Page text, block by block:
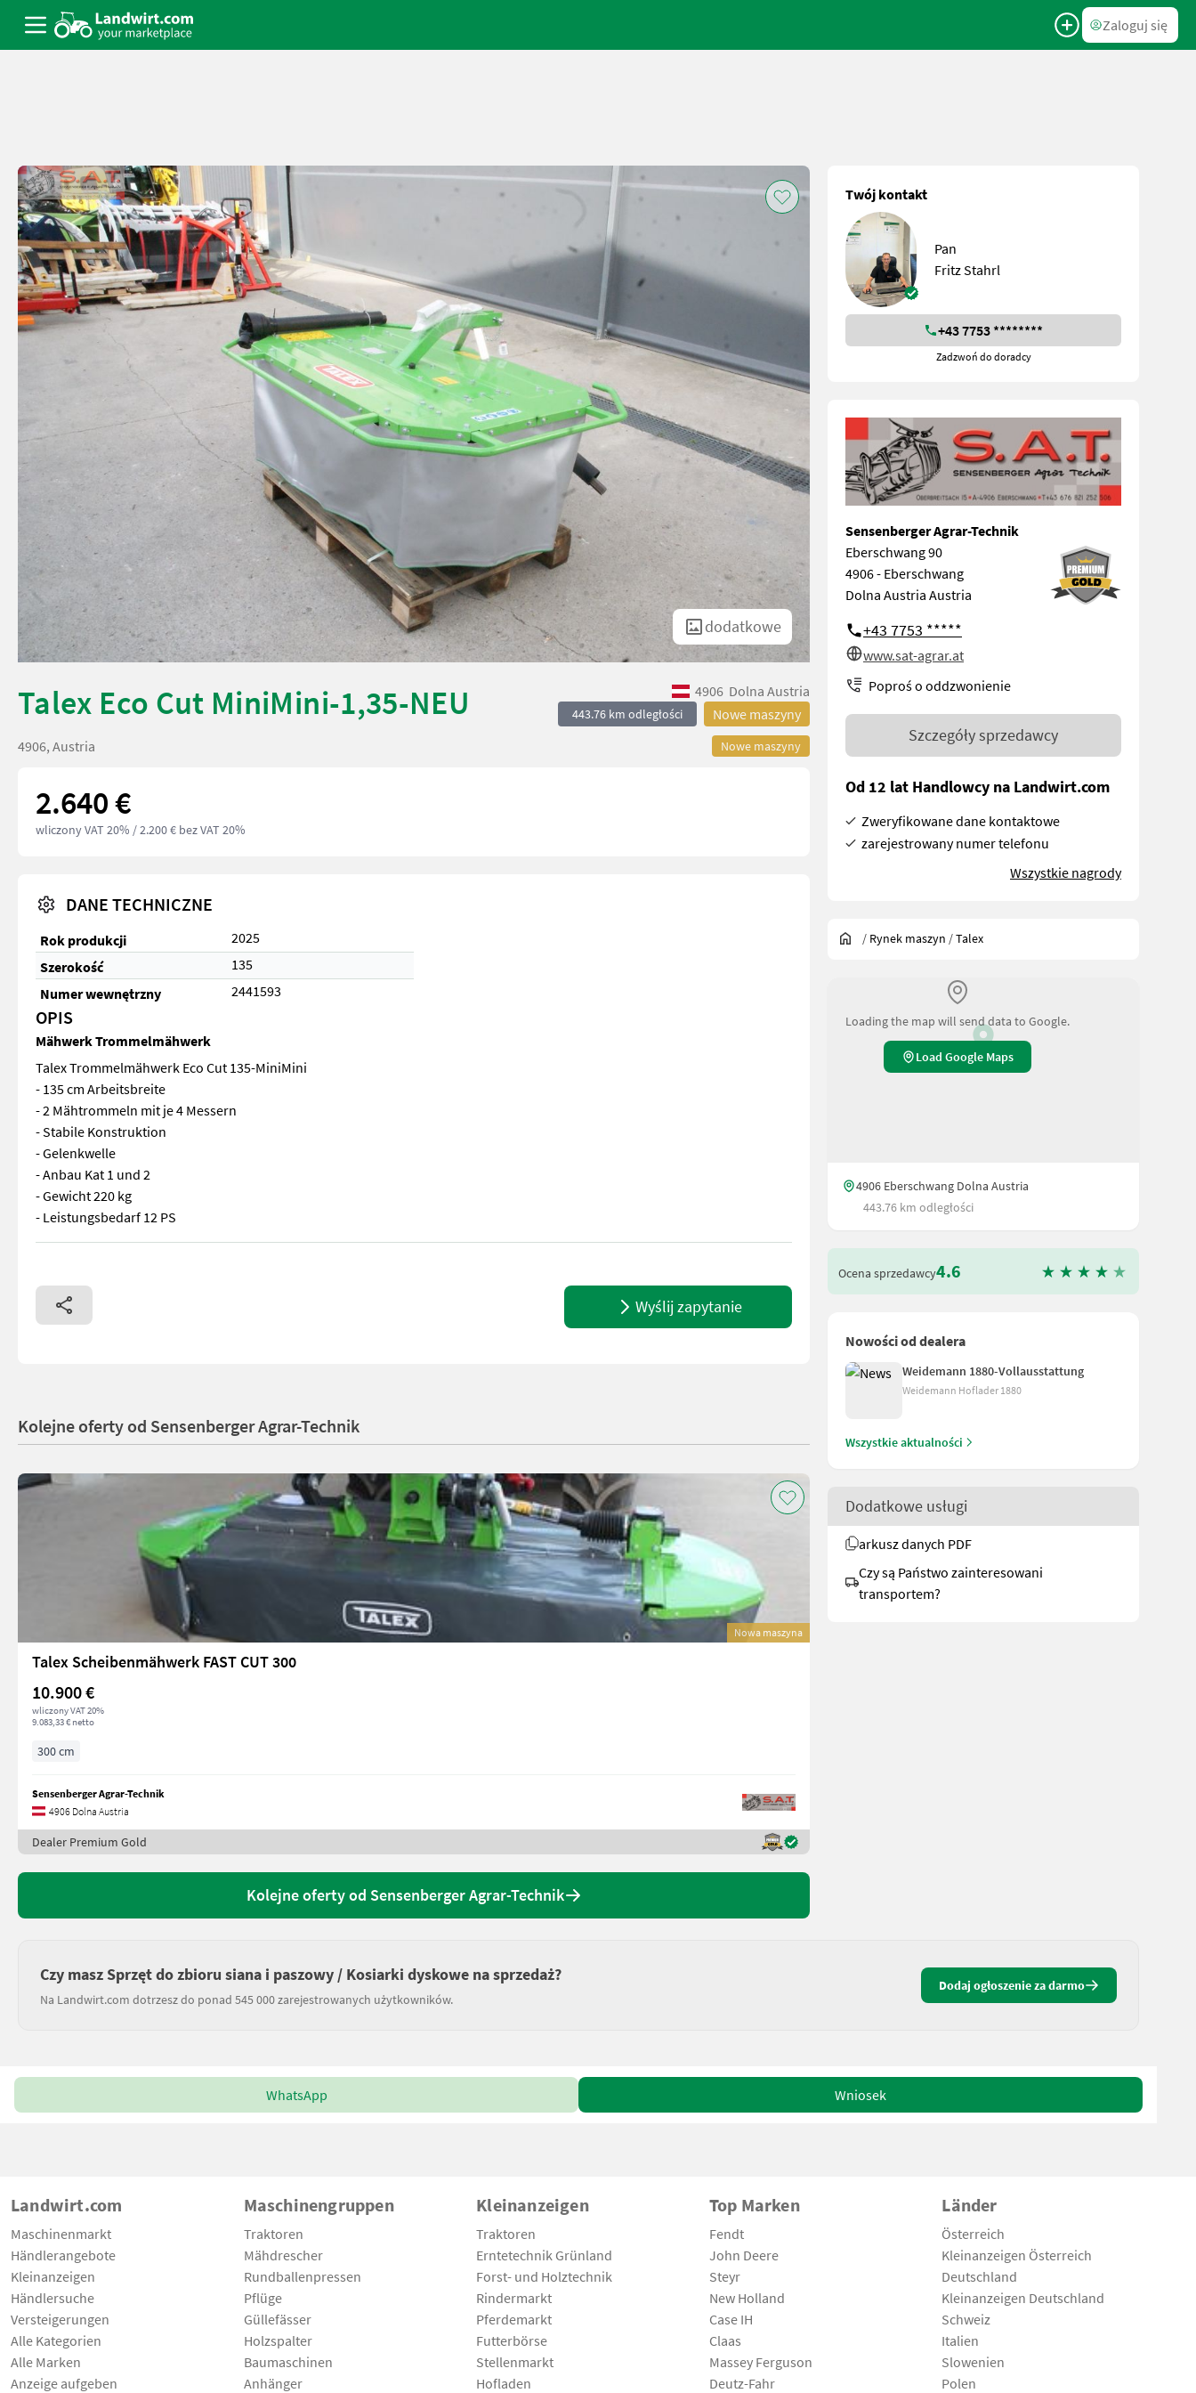
Zaloguj się
dodatkowe
Talex Eco Cut MiniMini-1,35-NEU 4906 Dolna Austria
443.76 km odległości Nowe maszyny
Nowe maszyny
4906, Austria
2.640 €
wliczony VAT 20% / 2.200 € bez VAT 20%
DANE TECHNICZNE
Rok produkcji
2025
Szerokość
135
Numer wewnętrzny
2441593
OPIS
Mähwerk Trommelmähwerk
Talex Trommelmähwerk Eco Cut 135-MiniMini
- 135 cm Arbeitsbreite
- 2 Mähtrommeln mit je 4 Messern
- Stabile Konstruktion
- Gelenkwelle
- Anbau Kat 1 und 2
- Gewicht 220 kg
- Leistungsbedarf 12 PS
Talex Trommelmähwerk Eco Cut 135-MiniMini - 135 cm Arbeitsbreite - 2 Mähtrommeln mit je 4 Messern - Stabile Konstruktion - Gelenkwelle - Anbau Kat 1 und 2 - Gewicht 220 kg - Leistungsbedarf
Wyślij zapytanie
Twój kontakt
Pan
Fritz Stahrl
+43 7753 ********
Zadzwoń do doradcy
Sensenberger Agrar-Technik
Eberschwang 90
4906 - Eberschwang
Dolna Austria Austria
+43 7753 *****
www.sat-agrar.at
Poproś o oddzwonienie
Szczegóły sprzedawcy
Od 12 lat Handlowcy na Landwirt.com
Zweryfikowane dane kontaktowe
zarejestrowany numer telefonu
Wszystkie nagrody
/ Rynek maszyn /Talex
Loading the map will send data to Google.
Load Google Maps
4906 Eberschwang Dolna Austria
443.76 km odległości
Ocena sprzedawcy4.6
Nowości od dealera
Weidemann 1880-Vollausstattung
Weidemann Hoflader 1880
Wszystkie aktualności
Dodatkowe usługi
arkusz danych PDF
Czy są Państwo zainteresowani
transportem?
Kolejne oferty od Sensenberger Agrar-Technik
Nowa maszyna
Talex Scheibenmähwerk FAST CUT 300
10.900 €
wliczony VAT 20%
9.083,33 € netto
300 cm
Sensenberger Agrar-Technik
4906 Dolna Austria
Dealer Premium Gold
Kolejne oferty od Sensenberger Agrar-Technik
Czy masz Sprzęt do zbioru siana i paszowy / Kosiarki dyskowe na sprzedaż?
Na Landwirt.com dotrzesz do ponad 545 000 zarejestrowanych użytkowników.
Dodaj ogłoszenie za darmo
WhatsApp Wniosek
Landwirt.com
Maschinenmarkt
Händlerangebote
Kleinanzeigen
Händlersuche
Versteigerungen
Alle Kategorien
Alle Marken
Anzeige aufgeben
Maschinengruppen
Traktoren
Mähdrescher
Rundballenpressen
Pflüge
Güllefässer
Holzspalter
Baumaschinen
Anhänger
Kleinanzeigen
Traktoren
Erntetechnik Grünland
Forst- und Holztechnik
Rindermarkt
Pferdemarkt
Futterbörse
Stellenmarkt
Hofladen
Top Marken
Fendt
John Deere
Steyr
New Holland
Case IH
Claas
Massey Ferguson
Deutz-Fahr
Länder
Österreich
Kleinanzeigen Österreich
Deutschland
Kleinanzeigen Deutschland
Schweiz
Italien
Slowenien
Polen